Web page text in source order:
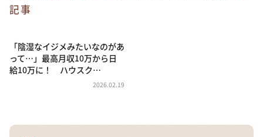
これ余談なんですけど・・・
～人生密着トークバラエティ！～ やすとものいたっ
て真剣です
記事
「陰湿なイジメみたいなのがあ
って…」最高月収10万から日
給10万に！ ハウスク…
2026.02.19